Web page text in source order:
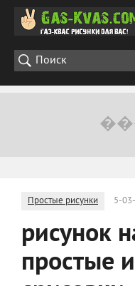
Простые рисунки 5-
рисунок
простые